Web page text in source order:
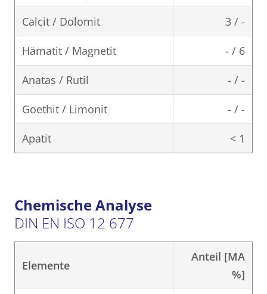
Calcit / Dolomit 3 / -
Hämatit / Magnetit - / 6
Anatas / Rutil - / -
Goethit / Limonit - / -
Apatit < 1
Chemische Analyse
DIN EN ISO 12 677
Elemente
Anteil [MA
%]